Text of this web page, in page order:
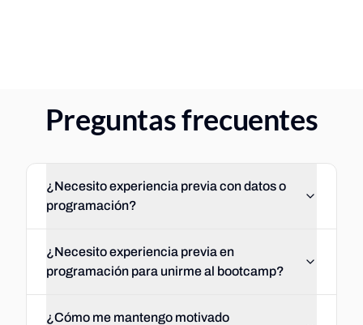
Preguntas frecuentes
¿Necesito experiencia previa con datos o
programación?
¿Necesito experiencia previa en
programación para unirme al bootcamp?
¿Cómo me mantengo motivado